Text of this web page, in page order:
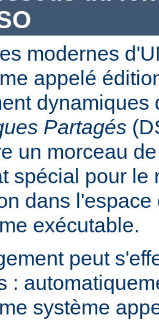
modernes
appelé
dynamiques
Partagés
un morceau
spécial pour le
dans
exécutable.
peut
:
système